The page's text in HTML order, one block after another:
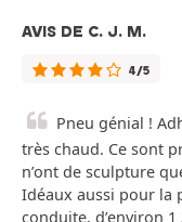
AVIS DE C. J. M.
4/5
Pneu génial !
très chaud. Ce sont
n’ont de sculpture
Idéaux aussi pour la
conduite, d’environ